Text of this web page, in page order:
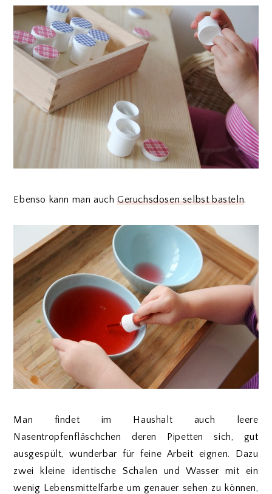
Ebenso kann man auchGeruchsdosen selbst basteln.
Man findet im Haushalt auch leere
Nasentropfenfläschchen deren Pipetten sich, gut
ausgespült, wunderbar für feine Arbeit eignen. Dazu
zwei kleine identische Schalen und Wasser mit ein
wenig Lebensmittelfarbe um genauer sehen zu können,